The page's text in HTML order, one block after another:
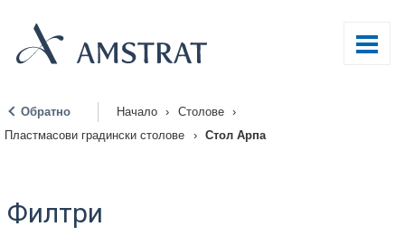
Обратно Начало › Столове
›
Пластмасови градински столове
› Стол Арпа
Филтри